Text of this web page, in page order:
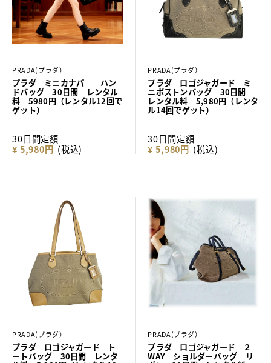
PRADA(プラダ）
プラダ ミニカナパ ハン
ドバッグ 30日間 レンタル
料 5980円（レンタル12回で
ゲット）
30日間定額
¥ 5,980円 (税込)
PRADA(プラダ）
プラダ ロゴジャガード ミ
ニボストンバッグ 30日間
レンタル料 5,980円（レンタ
ル14回でゲット）
30日間定額
¥ 5,980円 (税込)
PRADA(プラダ）
プラダ ロゴジャガード ト
ートバッグ 30日間 レンタ
PRADA(プラダ）
プラダ ロゴジャガード ２
WAY ショルダーバッグ リ